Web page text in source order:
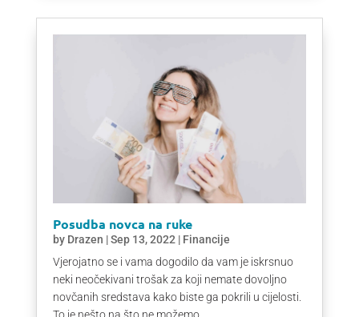
Posudba novca na ruke
by Drazen |Sep 13, 2022| Financije
Vjerojatno se i vama dogodilo da vam je iskrsnuo
neki neočekivani trošak za koji nemate dovoljno
novčanih sredstava kako biste ga pokrili u cijelosti.